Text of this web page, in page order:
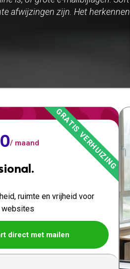
afwijzingen zijn. Het herkennen
/ maand
ruimte en vrijheid voor
websites
direct met mailen